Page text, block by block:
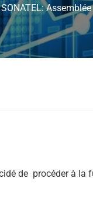
de procéder à la